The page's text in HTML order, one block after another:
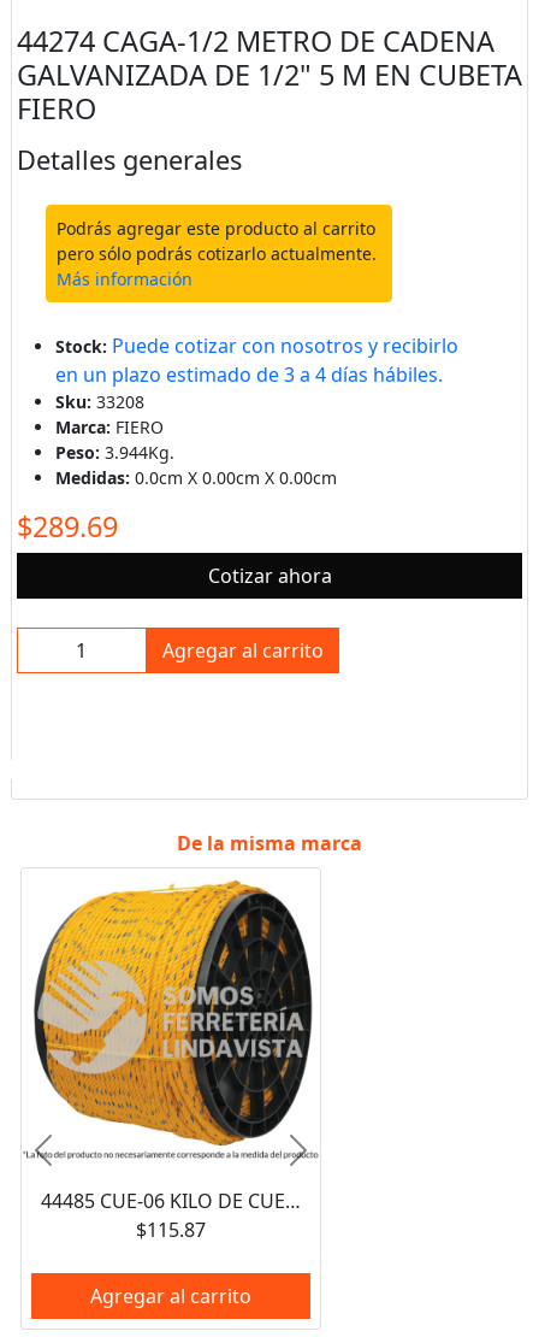
44274 CAGA-1/2 METRO DE CADENA
GALVANIZADA DE 1/2" 5 M EN CUBETA
FIERO
Detalles generales
Podrás agregar este producto al carrito
pero sólo podrás cotizarlo actualmente.
Más información
Stock: Puede cotizar con nosotros y recibirlo
en un plazo estimado de 3 a 4 días hábiles.
Sku: 33208
Marca: FIERO
Peso: 3.944Kg.
Medidas: 0.0cm X 0.00cm X 0.00cm
$289.69
Cotizar ahora
Agregar al carrito
De la misma marca
44485 CUE-06 KILO DE CUERDA AMARILLA DE POLIPROPILENO 6 MM ROLLO 20 KG FIERO
$115.87
Agregar al carrito
Anterior Siguiente